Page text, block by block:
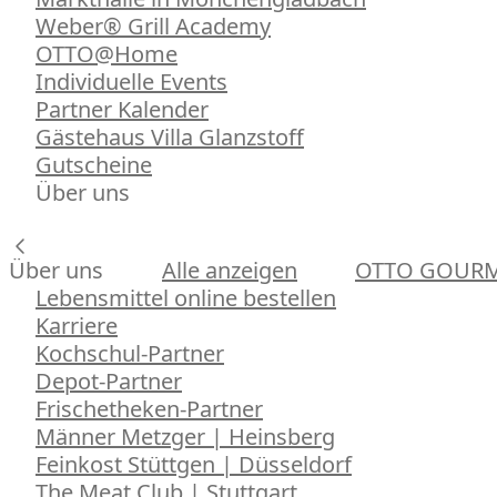
Weber® Grill Academy
OTTO@Home
Individuelle Events
Partner Kalender
Gästehaus Villa Glanzstoff
Gutscheine
Über uns
Über uns Alle anzeigen
OTTO
Lebensmittel online bestellen
Karriere
Kochschul-Partner
Depot-Partner
Frischetheken-Partner
Männer Metzger | Heinsberg
Feinkost Stüttgen | Düsseldorf